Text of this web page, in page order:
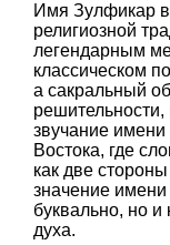
Имя Зулфикар
религиозной
легендарным
классическом
а сакральный
звучание имени
Востока, где
как две
значение имени
буквально, но
духа.